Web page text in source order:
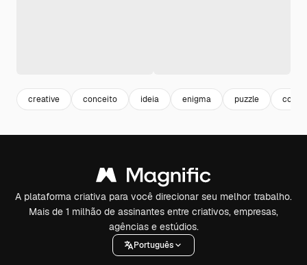
creative conceito ideia enigma puzzle
A plataforma criativa para você direcionar seu melhor trabalho.
Mais de 1 milhão de assinantes entre criativos, empresas,
agências e estúdios.
Português